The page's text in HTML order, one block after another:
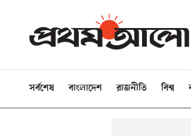
সর্বশেষ বাংলাদেশ রাজনীতি বিশ্ব